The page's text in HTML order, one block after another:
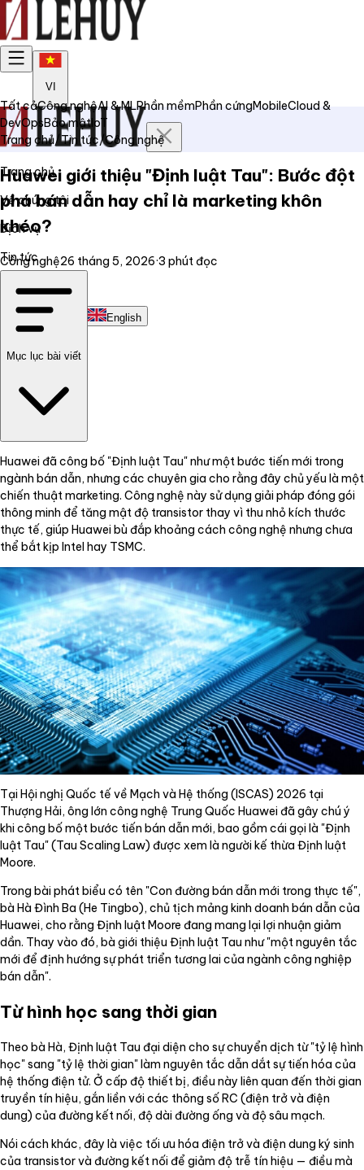
VI
Trang chủ
Về chúng tôi
Dịch vụ
Tin tức
Liên hệ
Tiếng Việt English
Tất cảCông nghệAI & MLPhần mềmPhần cứngMobileCloud &
DevOpsBảo mậtIoT
Trang chủ/Tin tức/Công nghệ
Huawei giới thiệu "Định luật Tau": Bước đột
phá bán dẫn hay chỉ là marketing khôn
khéo?
Công nghệ26 tháng 5, 2026·3 phút đọc
Mục lục bài viết
Huawei đã công bố "Định luật Tau" như một bước tiến mới trong
ngành bán dẫn, nhưng các chuyên gia cho rằng đây chủ yếu là một
chiến thuật marketing. Công nghệ này sử dụng giải pháp đóng gói
thông minh để tăng mật độ transistor thay vì thu nhỏ kích thước
thực tế, giúp Huawei bù đắp khoảng cách công nghệ nhưng chưa
thể bắt kịp Intel hay TSMC.
Tại Hội nghị Quốc tế về Mạch và Hệ thống (ISCAS) 2026 tại
Thượng Hải, ông lớn công nghệ Trung Quốc Huawei đã gây chú ý
khi công bố một bước tiến bán dẫn mới, bao gồm cái gọi là "Định
luật Tau" (Tau Scaling Law) được xem là người kế thừa Định luật
Moore.
Trong bài phát biểu có tên "Con đường bán dẫn mới trong thực tế",
bà Hà Đình Ba (He Tingbo), chủ tịch mảng kinh doanh bán dẫn của
Huawei, cho rằng Định luật Moore đang mang lại lợi nhuận giảm
dần. Thay vào đó, bà giới thiệu Định luật Tau như "một nguyên tắc
mới để định hướng sự phát triển tương lai của ngành công nghiệp
bán dẫn".
Từ hình học sang thời gian
Theo bà Hà, Định luật Tau đại diện cho sự chuyển dịch từ "tỷ lệ hình
học" sang "tỷ lệ thời gian" làm nguyên tắc dẫn dắt sự tiến hóa của
hệ thống điện tử. Ở cấp độ thiết bị, điều này liên quan đến thời gian
truyền tín hiệu, gắn liền với các thông số RC (điện trở và điện
dung) của đường kết nối, độ dài đường ống và độ sâu mạch.
Nói cách khác, đây là việc tối ưu hóa điện trở và điện dung ký sinh
của transistor và đường kết nối để giảm độ trễ tín hiệu — điều mà